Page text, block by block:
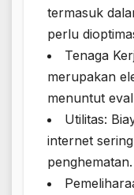
termasuk
perlu
Tenaga
merupakan
menuntut
Utilitas:
internet
penghematan.